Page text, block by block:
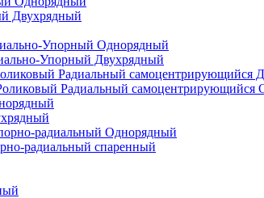
Двухрядный
Упорный Однорядный
Упорный Двухрядный
Радиальный самоцентрирующийся
Радиальный самоцентрирующийся
радиальный Однорядный
радиальный спаренный